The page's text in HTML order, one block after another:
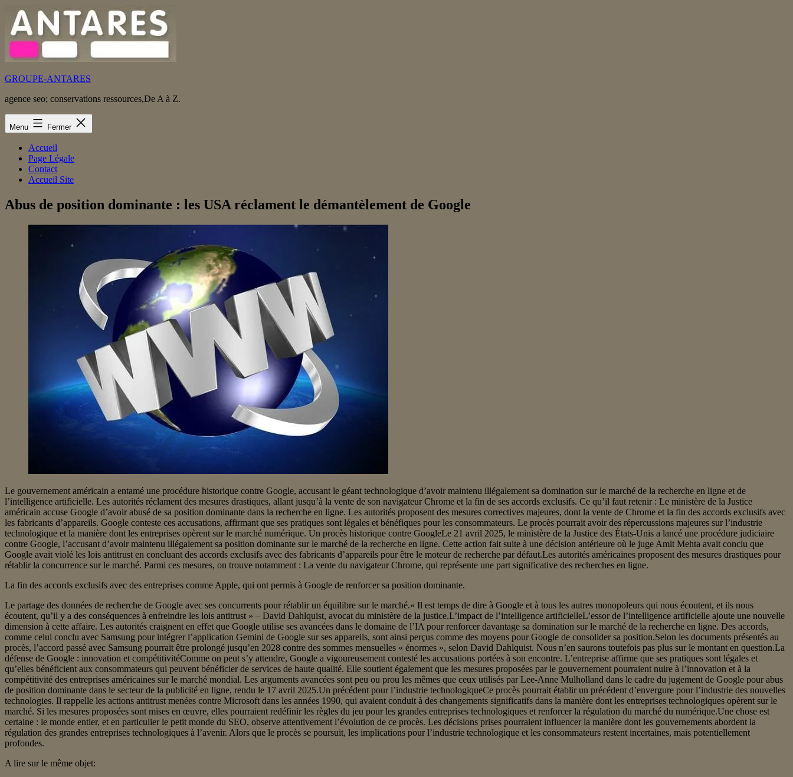
Aller
contenu
GROUPE-ANTARES
agence seo; conservations ressources,De A à Z.
Menu Fermer
Accueil
Page Légale
Contact
Accueil Site
Abus de position dominante : les USA réclament le démantèlement de Google
Le gouvernement américain a entamé une procédure historique contre Google, accusant le géant technologique d’avoir maintenu illégalement sa domination sur le marché de la recherche en ligne et de
l’intelligence artificielle. Les autorités réclament des mesures drastiques, allant jusqu’à la vente de son navigateur Chrome et la fin de ses accords exclusifs. Ce qu’il faut retenir : Le ministère de la Justice
américain accuse Google d’avoir abusé de sa position dominante dans la recherche en ligne. Les autorités proposent des mesures correctives majeures, dont la vente de Chrome et la fin des accords exclusifs avec
les fabricants d’appareils. Google conteste ces accusations, affirmant que ses pratiques sont légales et bénéfiques pour les consommateurs. Le procès pourrait avoir des répercussions majeures sur l’industrie
technologique et la manière dont les entreprises opèrent sur le marché numérique. Un procès historique contre GoogleLe 21 avril 2025, le ministère de la Justice des États-Unis a lancé une procédure judiciaire
contre Google, l’accusant d’avoir maintenu illégalement sa position dominante sur le marché de la recherche en ligne. Cette action fait suite à une décision antérieure où le juge Amit Mehta avait conclu que
Google avait violé les lois antitrust en concluant des accords exclusifs avec des fabricants d’appareils pour être le moteur de recherche par défaut.Les autorités américaines proposent des mesures drastiques pour
rétablir la concurrence sur le marché. Parmi ces mesures, on trouve notamment : La vente du navigateur Chrome, qui représente une part significative des recherches en ligne.
La fin des accords exclusifs avec des entreprises comme Apple, qui ont permis à Google de renforcer sa position dominante.
Le partage des données de recherche de Google avec ses concurrents pour rétablir un équilibre sur le marché.« Il est temps de dire à Google et à tous les autres monopoleurs qui nous écoutent, et ils nous
écoutent, qu’il y a des conséquences à enfreindre les lois antitrust » – David Dahlquist, avocat du ministère de la justice.L’impact de l’intelligence artificielleL’essor de l’intelligence artificielle ajoute une nouvelle
dimension à cette affaire. Les autorités craignent en effet que Google utilise ses avancées dans le domaine de l’IA pour renforcer davantage sa domination sur le marché de la recherche en ligne. Des accords,
comme celui conclu avec Samsung pour intégrer l’application Gemini de Google sur ses appareils, sont ainsi perçus comme des moyens pour Google de consolider sa position.Selon les documents présentés au
procès, l’accord passé avec Samsung pourrait être prolongé jusqu’en 2028 contre des sommes mensuelles « énormes », selon David Dahlquist. Nous n’en saurons toutefois pas plus sur le montant en question.La
défense de Google : innovation et compétitivitéComme on peut s’y attendre, Google a vigoureusement contesté les accusations portées à son encontre. L’entreprise affirme que ses pratiques sont légales et
qu’elles bénéficient aux consommateurs qui peuvent bénéficier de services de haute qualité. Elle soutient également que les mesures proposées par le gouvernement pourraient nuire à l’innovation et à la
compétitivité des entreprises américaines sur le marché mondial. Les arguments avancées sont peu ou prou les mêmes que ceux utilisés par Lee-Anne Mulholland dans le cadre du jugement de Google pour abus
de position dominante dans le secteur de la publicité en ligne, rendu le 17 avril 2025.Un précédent pour l’industrie technologiqueCe procès pourrait établir un précédent d’envergure pour l’industrie des nouvelles
technologies. Il rappelle les actions antitrust menées contre Microsoft dans les années 1990, qui avaient conduit à des changements significatifs dans la manière dont les entreprises technologiques opèrent sur le
marché. Si les mesures proposées sont mises en œuvre, elles pourraient redéfinir les règles du jeu pour les grandes entreprises technologiques et renforcer la régulation du marché du numérique.Une chose est
certaine : le monde entier, et en particulier le petit monde du SEO, observe attentivement l’évolution de ce procès. Les décisions prises pourraient influencer la manière dont les gouvernements abordent la
régulation des grandes entreprises technologiques à l’avenir. Alors que le procès se poursuit, les implications pour l’industrie technologique et les consommateurs restent incertaines, mais potentiellement
profondes.
A lire sur le même objet: